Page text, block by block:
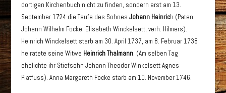
dortigen Kirchenbuch nicht zu finden, sondern erst am 13.
September 1724 die Taufe des SohnesJohann Heinrich (Paten:
Johann Wilhelm Focke, Elisabeth Winckelsett, verh. Hilmers).
Heinrich Winckelsett starb am 30. April 1737, am 8. Februar 1738
heiratete seine Witwe Heinrich Thalmann. (Am selben Tag
ehelichte ihr Stiefsohn Johann Theodor Winkelsett Agnes
Platfuss). Anna Margareth Focke starb am 10. November 1746.